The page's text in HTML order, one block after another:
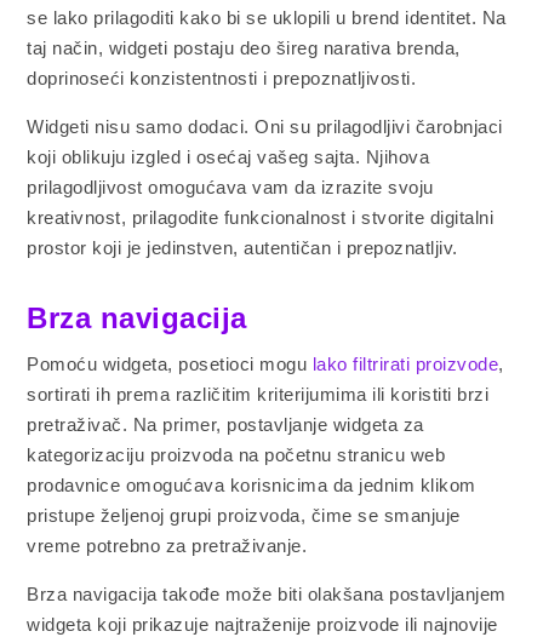
se lako prilagoditi kako bi se uklopili u brend identitet. Na
taj način, widgeti postaju deo šireg narativa brenda,
doprinoseći konzistentnosti i prepoznatljivosti.
Widgeti nisu samo dodaci. Oni su prilagodljivi čarobnjaci
koji oblikuju izgled i osećaj vašeg sajta. Njihova
prilagodljivost omogućava vam da izrazite svoju
kreativnost, prilagodite funkcionalnost i stvorite digitalni
prostor koji je jedinstven, autentičan i prepoznatljiv.
Brza navigacija
Pomoću widgeta, posetioci mogu lako filtrirati proizvode,
sortirati ih prema različitim kriterijumima ili koristiti brzi
pretraživač. Na primer, postavljanje widgeta za
kategorizaciju proizvoda na početnu stranicu web
prodavnice omogućava korisnicima da jednim klikom
pristupe željenoj grupi proizvoda, čime se smanjuje
vreme potrebno za pretraživanje.
Brza navigacija takođe može biti olakšana postavljanjem
widgeta koji prikazuje najtraženije proizvode ili najnovije